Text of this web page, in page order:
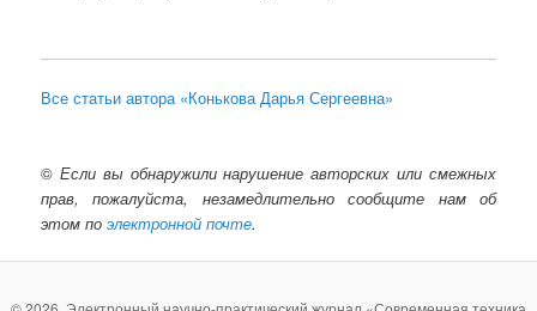
Все статьи автора «Конькова Дарья Сергеевна»
© Если вы обнаружили нарушение авторских или смежных
прав, пожалуйста, незамедлительно сообщите нам об
этом поэлектронной почте.